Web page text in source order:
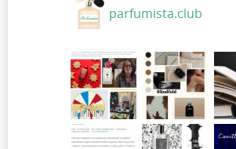
parfumista.club